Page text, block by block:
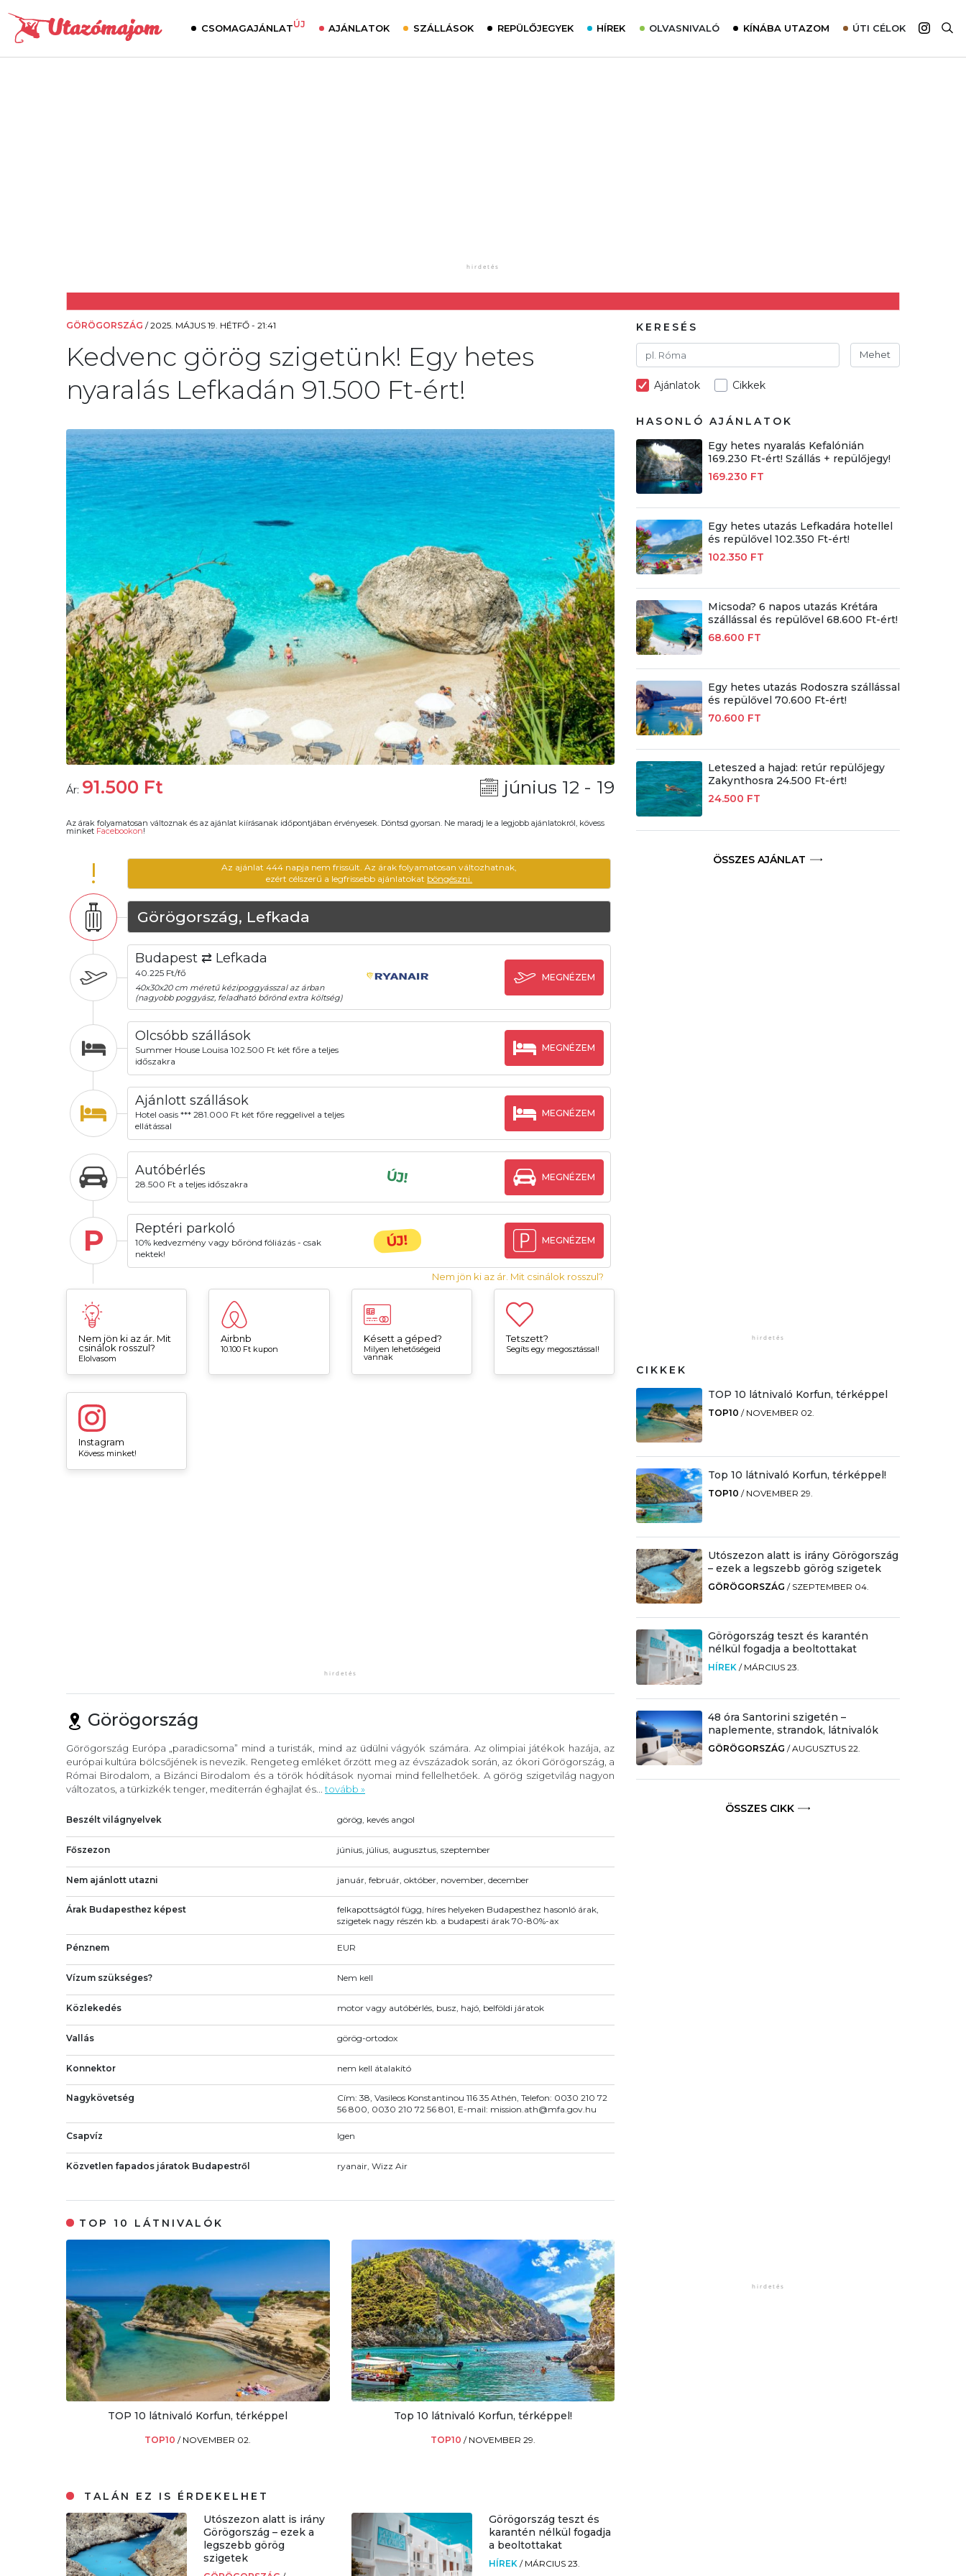
CSOMAGAJÁNLATÚJ AJÁNLATOK SZÁLLÁSOK REPÜLŐJEGYEK HÍREK OLVASNIVALÓ KÍNÁBA UTAZOM ÚTI CÉLOK
GÖRÖGORSZÁG /2025. MÁJUS 19. HÉTFŐ - 21:41
Kedvenc görög szigetünk! Egy hetes
nyaralás Lefkadán 91.500 Ft-ért!
Ár: 91.500 Ft június 12 - 19
Az árak folyamatosan változnak és az ajánlat kiírásanak időpontjában érvényesek. Döntsd gyorsan. Ne maradj le a legjobb ajánlatokról, kövess
minket Facebookon!
!
Az ajánlat 444 napja nem frissült. Az árak folyamatosan változhatnak,
ezért célszerű a legfrissebb ajánlatokat böngészni.
Görögország, Lefkada
Budapest ⇄ Lefkada
40.225 Ft/fő
40x30x20 cm méretű kézipoggyásszal az árban
(nagyobb poggyász, feladható bőrönd extra költség)
MEGNÉZEM
Olcsóbb szállások
Summer House Louisa 102.500 Ft két főre a teljes
időszakra
MEGNÉZEM
Ajánlott szállások
Hotel oasis *** 281.000 Ft két főre reggelivel a teljes
ellátással
MEGNÉZEM
Autóbérlés
28.500 Ft a teljes időszakra ÚJ! MEGNÉZEM
P Reptéri parkoló
10% kedvezmény vagy bőrönd fóliázás - csak
nektek!
ÚJ! MEGNÉZEM
Nem jön ki az ár. Mit csinálok rosszul?
Nem jön ki az ár. Mit
csinálok rosszul?
Elolvasom
Airbnb
10.100 Ft kupon
Késett a géped?
Milyen lehetőségeid
vannak
Tetszett?
Segíts egy megosztással!
Instagram
Kövess minket!
Görögország
Görögország Európa „paradicsoma” mind a turisták, mind az üdülni vágyók számára. Az olimpiai játékok hazája, az
európai kultúra bölcsőjének is nevezik. Rengeteg emléket őrzött meg az évszázadok során, az ókori Görögország, a
Római Birodalom, a Bizánci Birodalom és a török hódítások nyomai mind fellelhetőek. A görög szigetvilág nagyon
változatos, a türkizkék tenger, mediterrán éghajlat és... tovább »
Beszélt világnyelvek görög, kevés angol
Főszezon június, július, augusztus, szeptember
Nem ajánlott utazni január, február, október, november, december
Árak Budapesthez képest
felkapottságtól függ, híres helyeken Budapesthez hasonló árak,
szigetek nagy részén kb. a budapesti árak 70-80%-ax
Pénznem EUR
Vízum szükséges? Nem kell
Közlekedés motor vagy autóbérlés, busz, hajó, belföldi járatok
Vallás görög-ortodox
Konnektor nem kell átalakító
Nagykövetség
Cím: 38, Vasileos Konstantinou 116 35 Athén, Telefon: 0030 210 72
56 800, 0030 210 72 56 801, E-mail: mission.ath@mfa.gov.hu
Csapvíz Igen
Közvetlen fapados járatok Budapestről ryanair, Wizz Air
TOP 10 LÁTNIVALÓK
TOP 10 látnivaló Korfun, térképpel
TOP10/ NOVEMBER 02.
Top 10 látnivaló Korfun, térképpel!
TOP10 / NOVEMBER 29.
TALÁN EZ IS ÉRDEKELHET
Utószezon alatt is irány
Görögország – ezek a
legszebb görög
szigetek
Görögország teszt és
karantén nélkül fogadja
a beoltottakat
HÍREK / MÁRCIUS 23.
KERESÉS
Mehet
Ajánlatok Cikkek
HASONLÓ AJÁNLATOK
Egy hetes nyaralás Kefalónián
169.230 Ft-ért! Szállás + repülőjegy!
169.230 FT
Egy hetes utazás Lefkadára hotellel
és repülővel 102.350 Ft-ért!
102.350 FT
Micsoda? 6 napos utazás Krétára
szállással és repülővel 68.600 Ft-ért!
68.600 FT
Egy hetes utazás Rodoszra szállással
és repülővel 70.600 Ft-ért!
70.600 FT
Leteszed a hajad: retúr repülőjegy
Zakynthosra 24.500 Ft-ért!
24.500 FT
ÖSSZES AJÁNLAT
CIKKEK
TOP 10 látnivaló Korfun, térképpel
TOP10 / NOVEMBER 02.
Top 10 látnivaló Korfun, térképpel!
TOP10 / NOVEMBER 29.
Utószezon alatt is irány Görögország
– ezek a legszebb görög szigetek
GÖRÖGORSZÁG / SZEPTEMBER 04.
Görögország teszt és karantén
nélkül fogadja a beoltottakat
HÍREK / MÁRCIUS 23.
48 óra Santorini szigetén –
naplemente, strandok, látnivalók
GÖRÖGORSZÁG /AUGUSZTUS 22.
ÖSSZES CIKK